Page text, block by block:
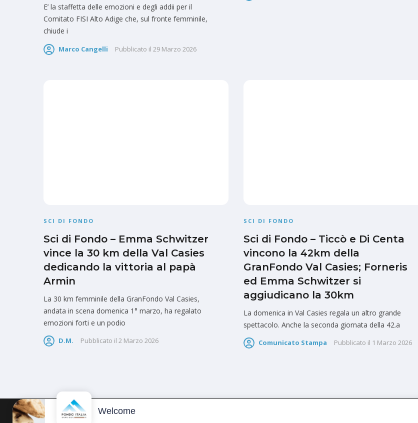
E’ la staffetta delle emozioni e degli addii per il
Comitato FISI Alto Adige che, sul fronte femminile,
chiude i
Marco Cangelli Pubblicato il 29 Marzo 2026
SCI DI FONDO
Sci di Fondo – Emma Schwitzer
vince la 30 km della Val Casies
dedicando la vittoria al papà
Armin
La 30 km femminile della GranFondo Val Casies,
andata in scena domenica 1° marzo, ha regalato
emozioni forti e un podio
D.M. Pubblicato il 2 Marzo 2026
SCI DI FONDO
Sci di Fondo – Ticcò e Di Centa
vincono la 42km della
GranFondo Val Casies; Forneris
ed Emma Schwitzer si
aggiudicano la 30km
La domenica in Val Casies regala un altro grande
spettacolo. Anche la seconda giornata della 42.a
Comunicato Stampa Pubblicato il 1 Marzo 2026
Welcome